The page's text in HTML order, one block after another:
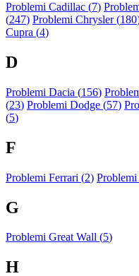
Problemi Cadillac (7)
(247) Problemi Chrysler (180
Cupra (4)
D
Problemi Dacia (156)
(23) Problemi Dodge (57)
(5)
F
Problemi Ferrari (2)
G
Problemi Great Wall (5)
H